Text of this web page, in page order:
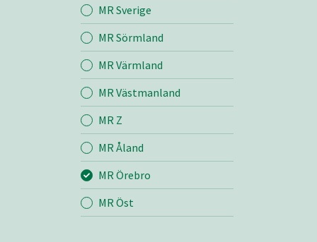
Bemanning
MR Sverige
MR Sörmland
MR Värmland
MR Västmanland
MR Z
MR Åland
MR Örebro
MR Öst